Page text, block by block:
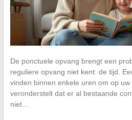
De ponctuele opvang brengt een
reguliere opvang niet kent: de tijd.
vinden binnen enkele uren om op uw
veronderstelt dat er al bestaande
niet…